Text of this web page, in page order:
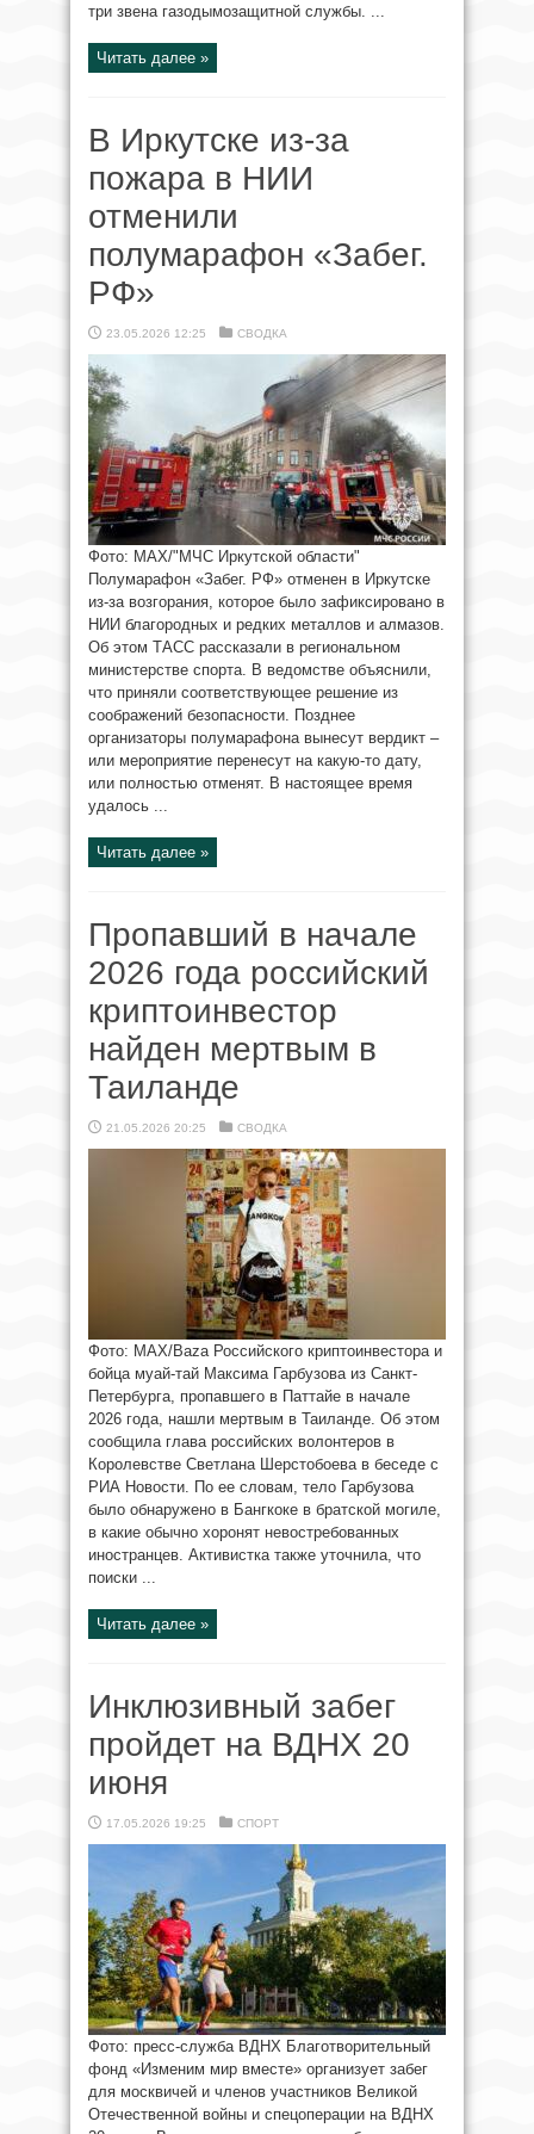
три звена газодымозащитной службы. ...
Читать далее »
В Иркутске из-за
пожара в НИИ
отменили
полумарафон «Забег.
РФ»
23.05.2026 12:25 СВОДКА
Фото: МАХ/"МЧС Иркутской области"
Полумарафон «Забег. РФ» отменен в Иркутске
из-за возгорания, которое было зафиксировано в
НИИ благородных и редких металлов и алмазов.
Об этом ТАСС рассказали в региональном
министерстве спорта. В ведомстве объяснили,
что приняли соответствующее решение из
соображений безопасности. Позднее
организаторы полумарафона вынесут вердикт –
или мероприятие перенесут на какую-то дату,
или полностью отменят. В настоящее время
удалось ...
Читать далее »
Пропавший в начале
2026 года российский
криптоинвестор
найден мертвым в
Таиланде
21.05.2026 20:25 СВОДКА
Фото: МАХ/Baza Российского криптоинвестора и
бойца муай-тай Максима Гарбузова из Санкт-
Петербурга, пропавшего в Паттайе в начале
2026 года, нашли мертвым в Таиланде. Об этом
сообщила глава российских волонтеров в
Королевстве Светлана Шерстобоева в беседе с
РИА Новости. По ее словам, тело Гарбузова
было обнаружено в Бангкоке в братской могиле,
в какие обычно хоронят невостребованных
иностранцев. Активистка также уточнила, что
поиски ...
Читать далее »
Инклюзивный забег
пройдет на ВДНХ 20
июня
17.05.2026 19:25 СПОРТ
Фото: пресс-служба ВДНХ Благотворительный
фонд «Изменим мир вместе» организует забег
для москвичей и членов участников Великой
Отечественной войны и спецоперации на ВДНХ